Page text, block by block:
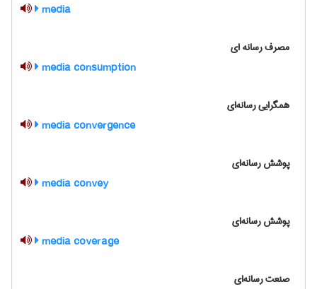
media
مصرف رسانه ای
media consumption
همگرايي رسانه‌اي
media convergence
پوشش رسانه‌اي
media convey
پوشش رسانه‌اي
media coverage
صنعت رسانه‌اي